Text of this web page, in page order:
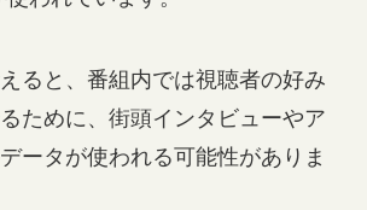
ると、番組内では視聴者の好み
ために、街頭インタビューやア
ータが使われる可能性がありま